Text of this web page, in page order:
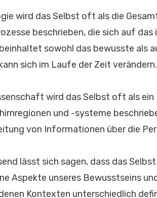
wird das Selbst oft als die
beschrieben, die sich auf
sowohl das bewusste als
sich im Laufe der Zeit verändern.
wird das Selbst oft als
und -systeme
von Informationen über die
lässt sich sagen, dass das
Aspekte unseres Bewusstseins
Kontexten unterschiedlich